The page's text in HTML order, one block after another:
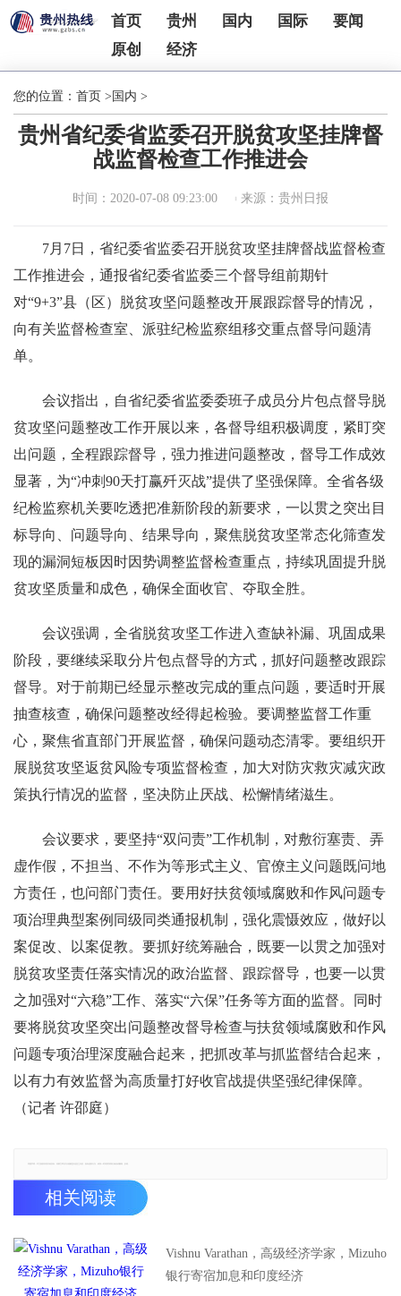
首页 贵州 国内 国际
要闻
原创
经济
您的位置： 首页 > 国内 >
贵州省纪委省监委召开脱贫攻坚挂牌督
战监督检查工作推进会
时间：2020-07-08 09:23:00 来源：贵州日报
7月7日，省纪委省监委召开脱贫攻坚挂牌督战监督检查
工作推进会，通报省纪委省监委三个督导组前期针
对“9+3”县（区）脱贫攻坚问题整改开展跟踪督导的情况，
向有关监督检查室、派驻纪检监察组移交重点督导问题清
单。
会议指出，自省纪委省监委委班子成员分片包点督导脱
贫攻坚问题整改工作开展以来，各督导组积极调度，紧盯突
出问题，全程跟踪督导，强力推进问题整改，督导工作成效
显著，为“冲刺90天打赢歼灭战”提供了坚强保障。全省各级
纪检监察机关要吃透把准新阶段的新要求，一以贯之突出目
标导向、问题导向、结果导向，聚焦脱贫攻坚常态化筛查发
现的漏洞短板因时因势调整监督检查重点，持续巩固提升脱
贫攻坚质量和成色，确保全面收官、夺取全胜。
会议强调，全省脱贫攻坚工作进入查缺补漏、巩固成果
阶段，要继续采取分片包点督导的方式，抓好问题整改跟踪
督导。对于前期已经显示整改完成的重点问题，要适时开展
抽查核查，确保问题整改经得起检验。要调整监督工作重
心，聚焦省直部门开展监督，确保问题动态清零。要组织开
展脱贫攻坚返贫风险专项监督检查，加大对防灾救灾减灾政
策执行情况的监督，坚决防止厌战、松懈情绪滋生。
会议要求，要坚持“双问责”工作机制，对敷衍塞责、弄
虚作假，不担当、不作为等形式主义、官僚主义问题既问地
方责任，也问部门责任。要用好扶贫领域腐败和作风问题专
项治理典型案例同级同类通报机制，强化震慑效应，做好以
案促改、以案促教。要抓好统筹融合，既要一以贯之加强对
脱贫攻坚责任落实情况的政治监督、跟踪督导，也要一以贯
之加强对“六稳”工作、落实“六保”任务等方面的监督。同时
要将脱贫攻坚突出问题整改督导检查与扶贫领域腐败和作风
问题专项治理深度融合起来，把抓改革与抓监督结合起来，
以有力有效监督为高质量打好收官战提供坚强纪律保障。
（记者 许邵庭）
相关阅读
Vishnu Varathan，高级经济学家，Mizuho
银行寄宿加息和印度经济